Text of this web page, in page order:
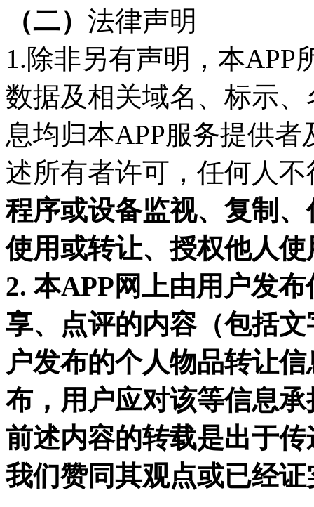
（二） 法律声明
1.除非另有声明， 本APP
数据及相关域名、标示
息均归本APP服务提供者
述所有者许可，任何人不
程序或设备监视、复制
使用或转让、授权他人使
2.本APP 网上由用户发
享、点评的内容（包括
户发布的个人物品转让
布，用户应对该等信息
前述内容的转载是出于
我们赞同其观点或已经